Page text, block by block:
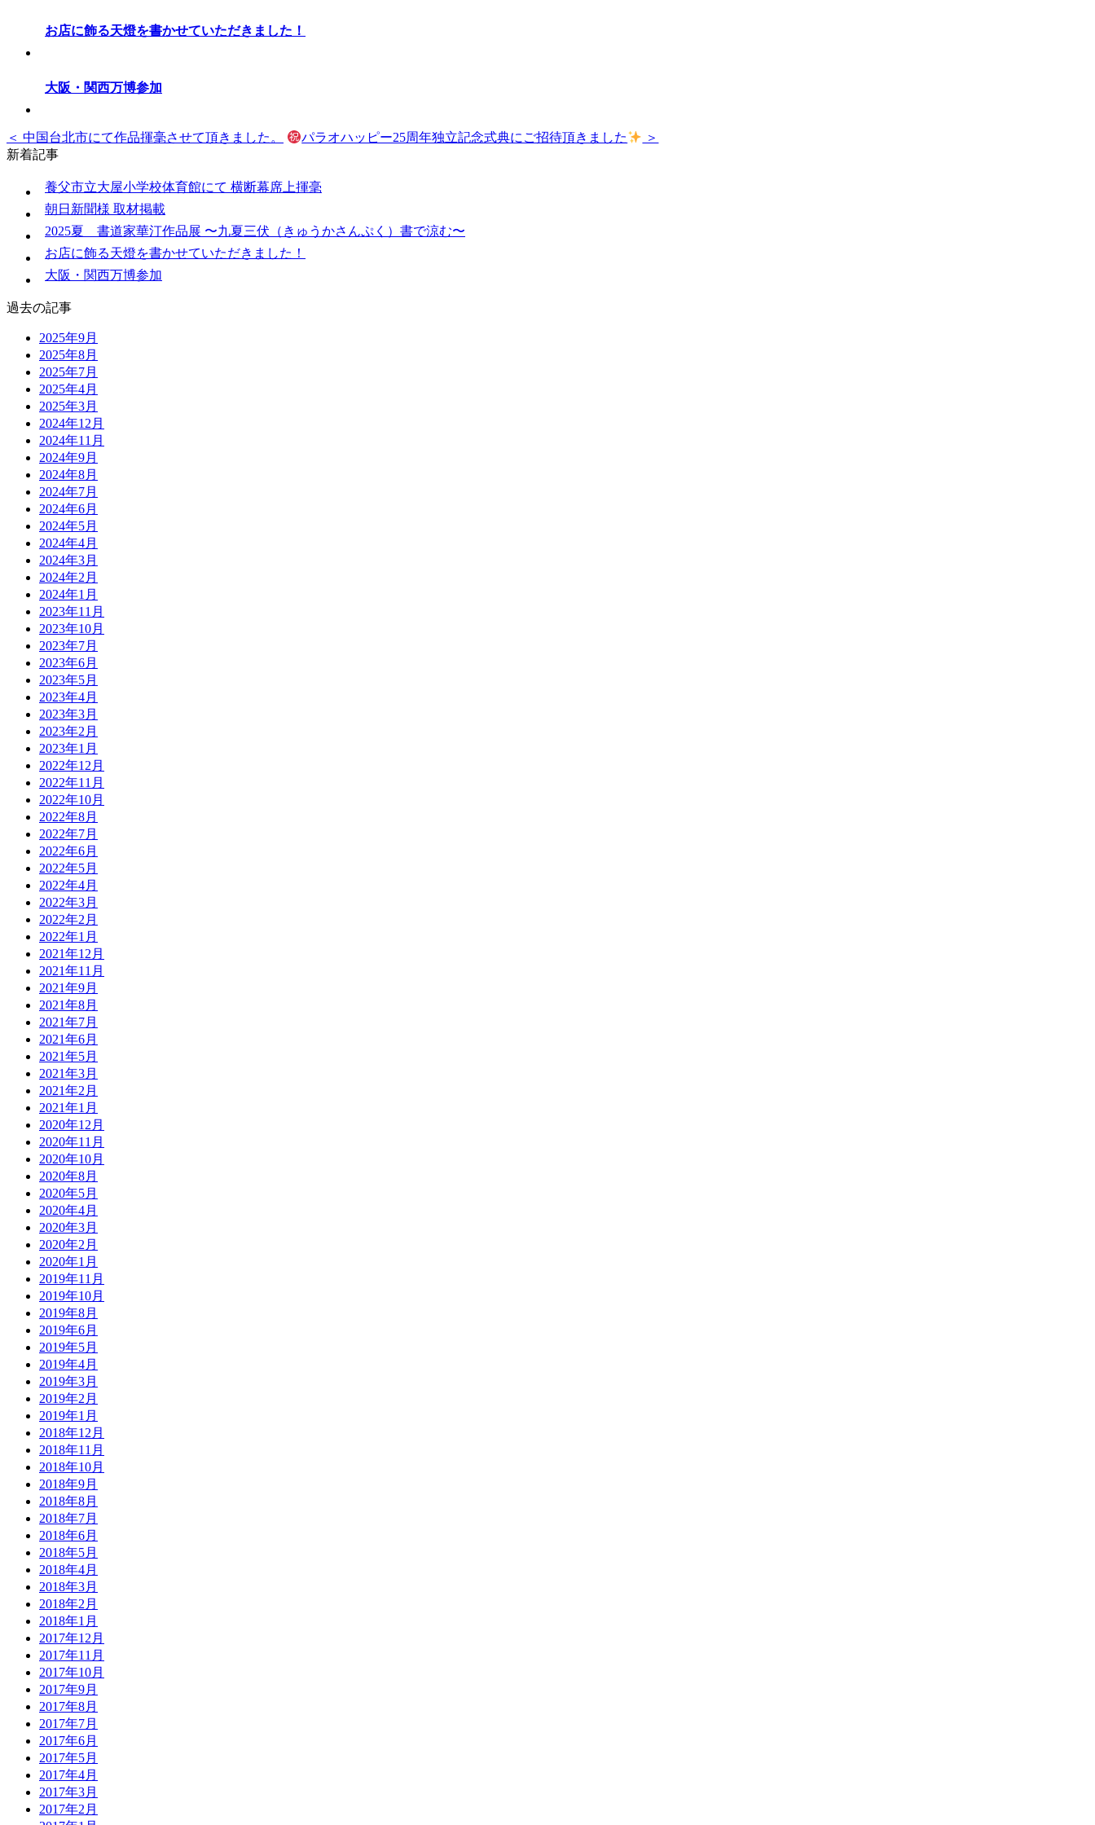
お店に飾る天燈を書かせていただきました！
大阪・関西万博参加
＜ 中国台北市にて作品揮毫させて頂きました。 パラオハッピー25周年独立記念式典にご招待頂きました
＞
新着記事
養父市立大屋小学校体育館にて 横断幕席上揮毫
朝日新聞様 取材掲載
2025夏 書道家華汀作品展 〜九夏三伏（きゅうかさんぷく）書で涼む〜
お店に飾る天燈を書かせていただきました！
大阪・関西万博参加
過去の記事
2025年9月
2025年8月
2025年7月
2025年4月
2025年3月
2024年12月
2024年11月
2024年9月
2024年8月
2024年7月
2024年6月
2024年5月
2024年4月
2024年3月
2024年2月
2024年1月
2023年11月
2023年10月
2023年7月
2023年6月
2023年5月
2023年4月
2023年3月
2023年2月
2023年1月
2022年12月
2022年11月
2022年10月
2022年8月
2022年7月
2022年6月
2022年5月
2022年4月
2022年3月
2022年2月
2022年1月
2021年12月
2021年11月
2021年9月
2021年8月
2021年7月
2021年6月
2021年5月
2021年3月
2021年2月
2021年1月
2020年12月
2020年11月
2020年10月
2020年8月
2020年5月
2020年4月
2020年3月
2020年2月
2020年1月
2019年11月
2019年10月
2019年8月
2019年6月
2019年5月
2019年4月
2019年3月
2019年2月
2019年1月
2018年12月
2018年11月
2018年10月
2018年9月
2018年8月
2018年7月
2018年6月
2018年5月
2018年4月
2018年3月
2018年2月
2018年1月
2017年12月
2017年11月
2017年10月
2017年9月
2017年8月
2017年7月
2017年6月
2017年5月
2017年4月
2017年3月
2017年2月